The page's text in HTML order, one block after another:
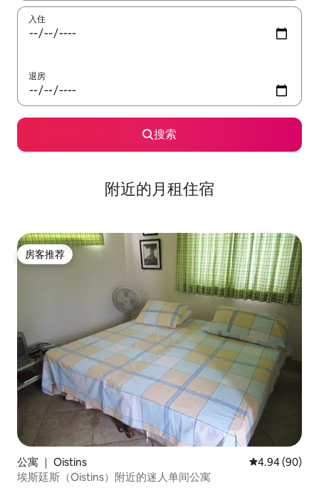
入住
退房
搜索
附近的月租住宿
房客推荐
房客推荐
公寓 ｜ Oistins 平均评分 4.94
4.94 (90)
埃斯廷斯（Oistins）附近的迷人单间公寓